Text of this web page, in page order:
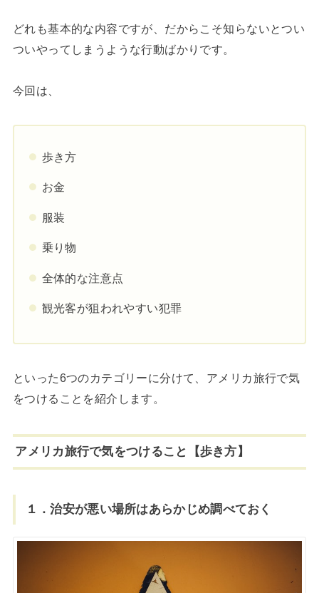
どれも基本的な内容ですが、だからこそ知らないとつい
ついやってしまうような行動ばかりです。
今回は、
歩き方
お金
服装
乗り物
全体的な注意点
観光客が狙われやすい犯罪
といった6つのカテゴリーに分けて、アメリカ旅行で気
をつけることを紹介します。
アメリカ旅行で気をつけること【歩き方】
１．治安が悪い場所はあらかじめ調べておく